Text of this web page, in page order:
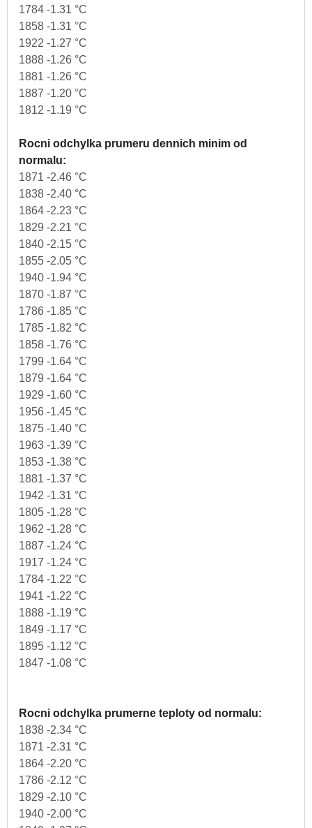
1784 -1.31 °C
1858 -1.31 °C
1922 -1.27 °C
1888 -1.26 °C
1881 -1.26 °C
1887 -1.20 °C
1812 -1.19 °C
Rocni odchylka prumeru dennich minim od
normalu:
1871 -2.46 °C
1838 -2.40 °C
1864 -2.23 °C
1829 -2.21 °C
1840 -2.15 °C
1855 -2.05 °C
1940 -1.94 °C
1870 -1.87 °C
1786 -1.85 °C
1785 -1.82 °C
1858 -1.76 °C
1799 -1.64 °C
1879 -1.64 °C
1929 -1.60 °C
1956 -1.45 °C
1875 -1.40 °C
1963 -1.39 °C
1853 -1.38 °C
1881 -1.37 °C
1942 -1.31 °C
1805 -1.28 °C
1962 -1.28 °C
1887 -1.24 °C
1917 -1.24 °C
1784 -1.22 °C
1941 -1.22 °C
1888 -1.19 °C
1849 -1.17 °C
1895 -1.12 °C
1847 -1.08 °C
Rocni odchylka prumerne teploty od normalu:
1838 -2.34 °C
1871 -2.31 °C
1864 -2.20 °C
1786 -2.12 °C
1829 -2.10 °C
1940 -2.00 °C